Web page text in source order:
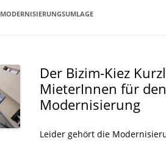
MODERNISIERUNGSUMLAGE
Der Bizim-Kiez
MieterInnen für
Modernisierung
Leider gehört die